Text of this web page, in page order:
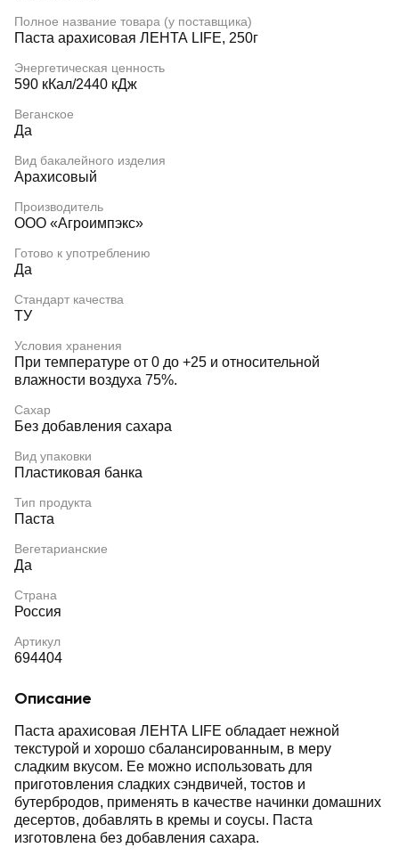
Полное название товара (у поставщика)
Паста арахисовая ЛЕНТА LIFE, 250г
Энергетическая ценность
590 кКал/2440 кДж
Веганское
Да
Вид бакалейного изделия
Арахисовый
Производитель
ООО «Агроимпэкс»
Готово к употреблению
Да
Стандарт качества
ТУ
Условия хранения
При температуре от 0 до +25 и относительной
влажности воздуха 75%.
Сахар
Без добавления сахара
Вид упаковки
Пластиковая банка
Тип продукта
Паста
Вегетарианские
Да
Страна
Россия
Артикул
694404
Описание
Паста арахисовая ЛЕНТА LIFE обладает нежной
текстурой и хорошо сбалансированным, в меру
сладким вкусом. Ее можно использовать для
приготовления сладких сэндвичей, тостов и
бутербродов, применять в качестве начинки домашних
десертов, добавлять в кремы и соусы. Паста
изготовлена без добавления сахара.